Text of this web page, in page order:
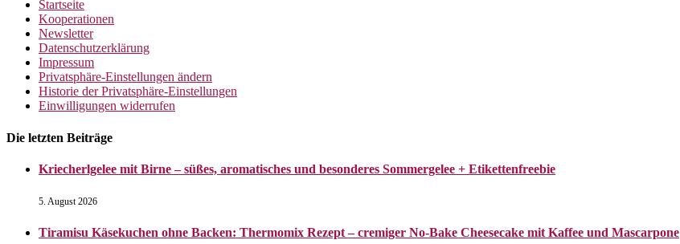
Startseite
Kooperationen
Newsletter
Datenschutzerklärung
Impressum
Privatsphäre-Einstellungen ändern
Historie der Privatsphäre-Einstellungen
Einwilligungen widerrufen
Die letzten Beiträge
Kriecherlgelee mit Birne – süßes, aromatisches und besonderes Sommergelee + Etikettenfreebie
5. August 2026
Tiramisu Käsekuchen ohne Backen: Thermomix Rezept – cremiger No-Bake Cheesecake mit Kaffee und Mascarpone